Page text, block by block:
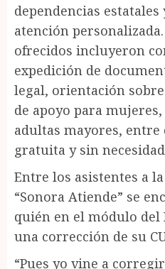
dependencias
atención
ofrecidos incluyeron
expedición de
legal, orientación
de apoyo para
adultas mayores,
gratuita y sin
Entre los asistentes a
“Sonora Atiende” se
quién en el módulo
una corrección de su
“Pues yo vine a corregir